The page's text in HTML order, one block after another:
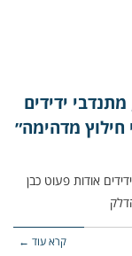
ידידים
מדהימה״
במוקד ידידים אודות פעוט כבן
קרא עוד ←